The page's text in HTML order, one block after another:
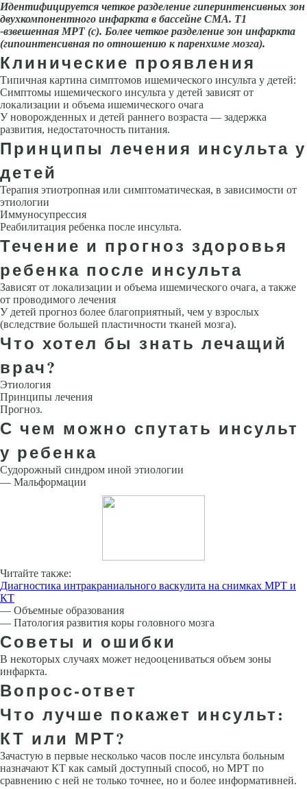
Идентифицируется четкое разде­ление гиперинтенсивных зон
двух­компонентного инфаркта в бассейне СМА. Т1
-взвешенная МРТ (с). Более четкое разделение зон инфаркта
(гипоинтенсивная по отношению к па­ренхиме мозга).
Клинические проявления
Типичная картина симптомов ишемического инсульта у детей:
Симптомы ишемического инсульта у детей зависят от
локализации и объема ишемического очага
У новорожден­ных и детей раннего возраста — задержка
развития, недостаточность пи­тания.
Принципы лечения инсульта у
детей
Терапия этиотропная или симптоматическая, в зависимости от
этиологии
Иммуносупрессия
Реабилитация ребенка после инсульта.
Течение и прогноз здоровья
ребенка после инсульта
Зависят от локализации и объема ишемического очага, а также
от прово­димого лечения
У детей прогноз более благоприятный, чем у взрослых
(вследствие большей пластичности тканей мозга).
Что хотел бы знать лечащий
врач?
Этиология
Принципы лечения
Прогноз.
С чем можно спутать инсульт
у ребенка
Судорожный синдром иной этиологии
— Мальформации
Читайте также:
Диагностика интракраниального васкулита на снимках МРТ и
КТ
— Объемные образования
— Патология развития коры головного мозга
Советы и ошибки
В некоторых случаях может недооцениваться объем зоны
инфаркта.
Вопрос-ответ
Что лучше покажет инсульт:
КТ или МРТ?
Зачастую в первые несколько часов после инсульта больным
назначают КТ как самый доступный способ, но МРТ по
сравнению с ней не только точнее, но и более информативней.